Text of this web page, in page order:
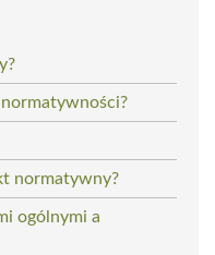
normatywny?
ogólnymi a